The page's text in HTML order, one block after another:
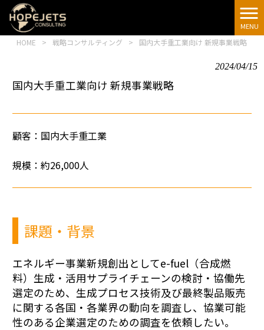
MENU
HOME > 戦略コンサルティング > 国内大手重工業向け 新規事業戦略
2024/04/15
国内大手重工業向け 新規事業戦略
顧客： 国内大手重工業
規模：約26,000人
課題・背景
エネルギー事業新規創出としてe-fuel（合成燃
料）生成・活用サプライチェーンの検討・協働先
選定のため、生成プロセス技術及び最終製品販売
に関する各国・各業界の動向を調査し、協業可能
性のある企業選定のための調査を依頼したい。